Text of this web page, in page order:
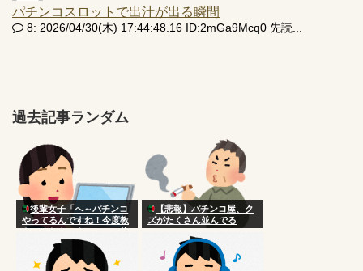
パチンコスロットで出汁が出る瞬間
8: 2026/04/30(木) 17:44:48.16 ID:2mGa9Mcq0 先読...
過去記事ランダム
後輩女子「へ～パチンコ
やってるんですね！今度教
えてくださいよ～ｗ」 俺
「あははｗまぁコツとかな
いけど台選びかなやっぱ
ｗ」
【悲報】パチンコ屋、ク
ズがたくさん並んでる